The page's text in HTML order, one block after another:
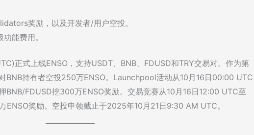
奖励，以及开发者/用户空投。
能费用。
正式上线ENSO，支持USDT、BNB、FDUSD和TRY交易对。作为第
BNB持有者空投250万ENSO。Launchpool活动从10月16日00:00 UTC
BNB/FDUSD挖300万ENSO奖励。交易竞赛从10月16日12:00 UTC至
奖励。空投申领截止于2025年10月21日9:30 AM UTC。